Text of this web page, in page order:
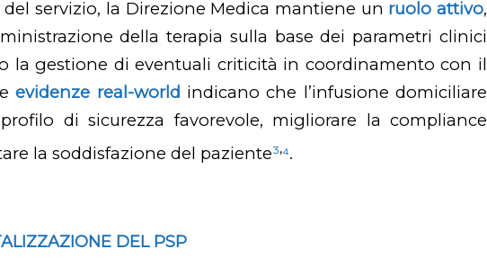
del servizio, la Direzione Medica mantiene un ruolo attivo,
della terapia sulla base dei parametri clinici
la gestione di eventuali criticità in coordinamento con il
evidenze real-world indicano che l’infusione domiciliare
di sicurezza favorevole, migliorare la compliance
la soddisfazione del paziente³,⁴.
DEL PSP